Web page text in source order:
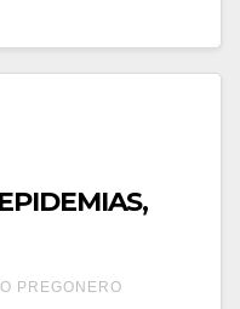
PREGONERO